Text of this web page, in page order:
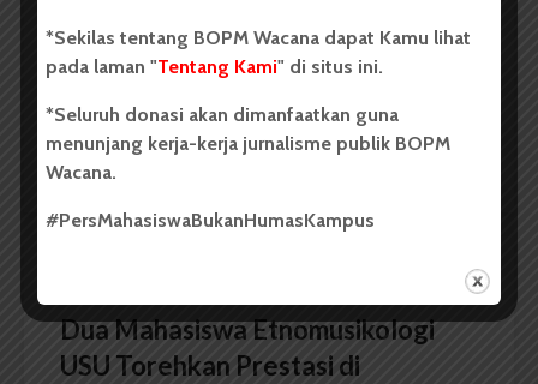
Dark Mode | Moda Gelap
Oleh: Iyusarah Pakpahan USU, wacana.org – Dua...
Dua Mahasiswa Etnomusikologi
USU Torehkan Prestasi di
*Sekilas tentang BOPM Wacana dapat Kamu lihat
pada laman "Tentang Kami" di situs ini.
*Seluruh donasi akan dimanfaatkan guna
menunjang kerja-kerja jurnalisme publik BOPM
Wacana.
#PersMahasiswaBukanHumasKampus